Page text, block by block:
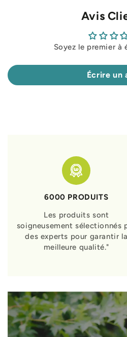
Avis
Soyez le premier à
Écrire un
6000 PRODUITS
Les produits sont
soigneusement sélectionnés
des experts pour garantir la
meilleure qualité."